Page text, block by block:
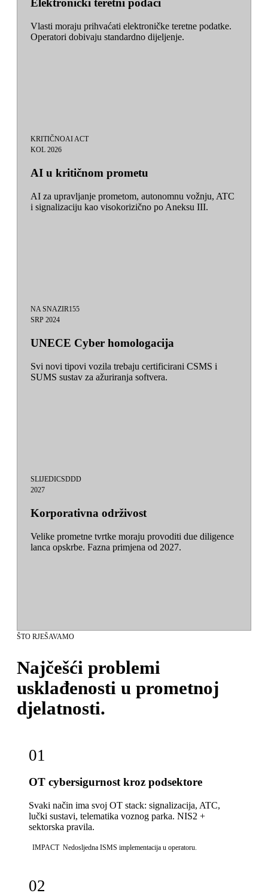
Elektronički teretni podaci
Vlasti moraju prihvaćati elektroničke teretne podatke.
Operatori dobivaju standardno dijeljenje.
KRITIČNOAI ACT
KOL 2026
AI u kritičnom prometu
AI za upravljanje prometom, autonomnu vožnju, ATC
i signalizaciju kao visokorizično po Aneksu III.
NA SNAZIR155
SRP 2024
UNECE Cyber homologacija
Svi novi tipovi vozila trebaju certificirani CSMS i
SUMS sustav za ažuriranja softvera.
SLIJEDICSDDD
2027
Korporativna održivost
Velike prometne tvrtke moraju provoditi due diligence
lanca opskrbe. Fazna primjena od 2027.
ŠTO RJEŠAVAMO
Najčešći problemi
usklađenosti u prometnoj
djelatnosti.
01
OT cybersigurnost kroz podsektore
Svaki način ima svoj OT stack: signalizacija, ATC,
lučki sustavi, telematika voznog parka. NIS2 +
sektorska pravila.
IMPACT Nedosljedna ISMS implementacija u operatoru.
02